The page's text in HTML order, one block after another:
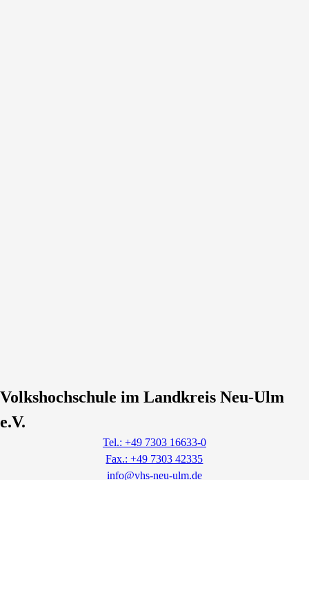
Volkshochschule im Landkreis Neu-Ulm
e.V.
Tel.: +49 7303 16633-0
Fax.: +49 7303 42335
info@vhs-neu-ulm.de